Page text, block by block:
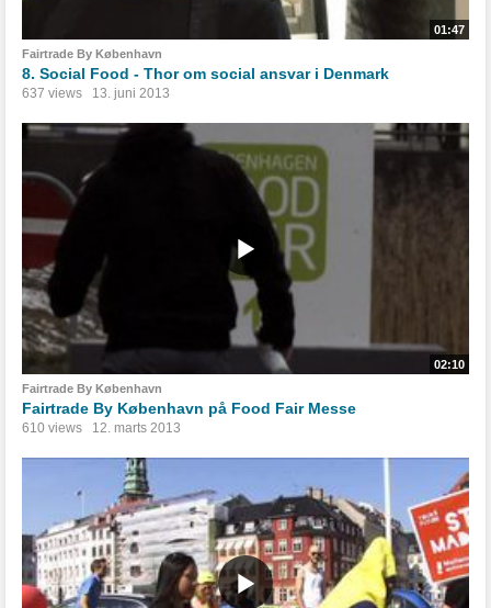
01:47
Fairtrade By København
8. Social Food - Thor om social ansvar i Denmark
637 views 13. juni 2013
02:10
Fairtrade By København
Fairtrade By København på Food Fair Messe
610 views 12. marts 2013